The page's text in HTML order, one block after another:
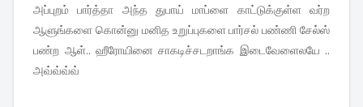
அப்புறம் பார்த்தா அந்த துபாய் மாப்ளை காட்டுக்குள்ள வர்ற
ஆளுங்களை கொன்னு மனித உறுப்புகளை பார்சல் பண்ணி சேல்ஸ்
பண்ற ஆள்.. ஹீரோயினை சாகடிச்சடறாங்க இடைவேளைலயே ..
அவ்வ்வ்வ்